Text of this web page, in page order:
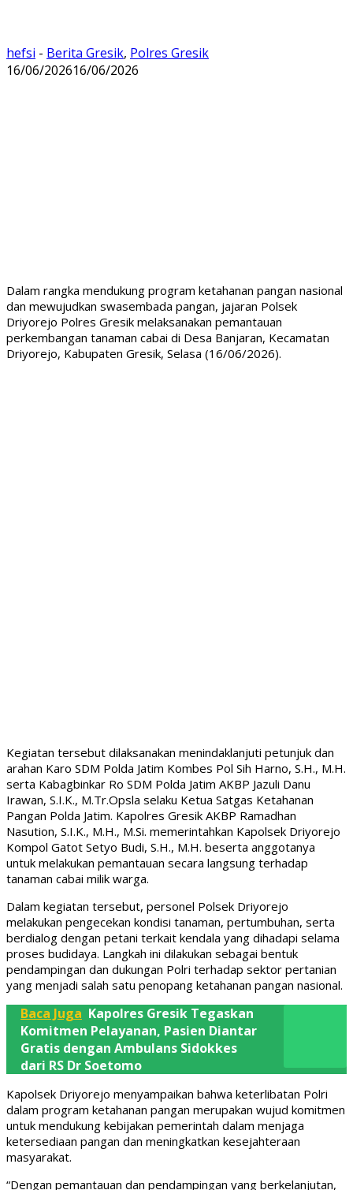
hefsi - Berita Gresik, Polres Gresik
16/06/202616/06/2026
Dalam rangka mendukung program ketahanan pangan nasional
dan mewujudkan swasembada pangan, jajaran Polsek
Driyorejo Polres Gresik melaksanakan pemantauan
perkembangan tanaman cabai di Desa Banjaran, Kecamatan
Driyorejo, Kabupaten Gresik, Selasa (16/06/2026).
Kegiatan tersebut dilaksanakan menindaklanjuti petunjuk dan
arahan Karo SDM Polda Jatim Kombes Pol Sih Harno, S.H., M.H.
serta Kabagbinkar Ro SDM Polda Jatim AKBP Jazuli Danu
Irawan, S.I.K., M.Tr.Opsla selaku Ketua Satgas Ketahanan
Pangan Polda Jatim. Kapolres Gresik AKBP Ramadhan
Nasution, S.I.K., M.H., M.Si. memerintahkan Kapolsek Driyorejo
Kompol Gatot Setyo Budi, S.H., M.H. beserta anggotanya
untuk melakukan pemantauan secara langsung terhadap
tanaman cabai milik warga.
Dalam kegiatan tersebut, personel Polsek Driyorejo
melakukan pengecekan kondisi tanaman, pertumbuhan, serta
berdialog dengan petani terkait kendala yang dihadapi selama
proses budidaya. Langkah ini dilakukan sebagai bentuk
pendampingan dan dukungan Polri terhadap sektor pertanian
yang menjadi salah satu penopang ketahanan pangan nasional.
Baca Juga Kapolres Gresik Tegaskan
Komitmen Pelayanan, Pasien Diantar
Gratis dengan Ambulans Sidokkes
dari RS Dr Soetomo
Kapolsek Driyorejo menyampaikan bahwa keterlibatan Polri
dalam program ketahanan pangan merupakan wujud komitmen
untuk mendukung kebijakan pemerintah dalam menjaga
ketersediaan pangan dan meningkatkan kesejahteraan
masyarakat.
“Dengan pemantauan dan pendampingan yang berkelanjutan,